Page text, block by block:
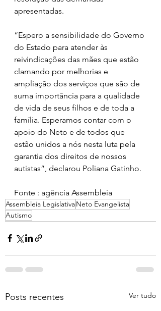
apresentadas.
“Espero a sensibilidade do Governo
do Estado para atender às
reivindicações das mães que estão
clamando por melhorias e
ampliação dos serviços que são de
suma importância para a qualidade
de vida de seus filhos e de toda a
família. Esperamos contar com o
apoio do Neto e de todos que
estão unidos a nós nesta luta pela
garantia dos direitos de nossos
autistas”, declarou Poliana Gatinho.
Fonte : agência Assembleia
Assembleia LegislativaNeto Evangelista
Autismo
Posts recentes Ver tudo